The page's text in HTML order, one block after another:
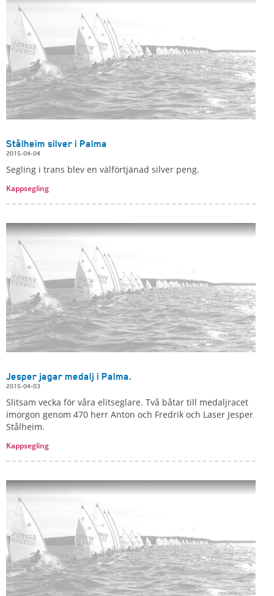
Stålheim silver i Palma
2015-04-04
Segling i trans blev en välförtjänad silver peng.
Kappsegling
Jesper jagar medalj i Palma.
2015-04-03
Slitsam vecka för våra elitseglare. Två båtar till medaljracet
imorgon genom 470 herr Anton och Fredrik och Laser Jesper
Stålheim.
Kappsegling